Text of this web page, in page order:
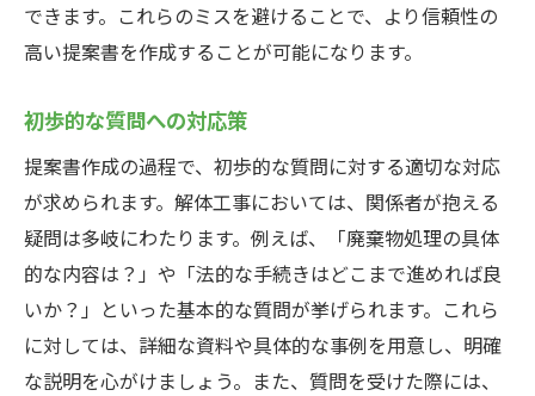
持続可能な解体工事提案における新しい視
点
提案書におけるデジタル化のメリット
ーチ
トレンドを押さえた提案書のデザインとレ
イアウト
未来志向の解体工事提案書の作成方法
できます。これらのミスを避けることで、より信頼性の
高い提案書を作成することが可能になります。
初歩的な質問への対応策
提案書作成の過程で、初歩的な質問に対する適切な対応
が求められます。解体工事においては、関係者が抱える
疑問は多岐にわたります。例えば、「廃棄物処理の具体
的な内容は？」や「法的な手続きはどこまで進めれば良
いか？」といった基本的な質問が挙げられます。これら
に対しては、詳細な資料や具体的な事例を用意し、明確
な説明を心がけましょう。また、質問を受けた際には、